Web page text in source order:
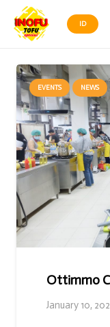
ID
EVENTS NEWS
Ottimmo
January 10,